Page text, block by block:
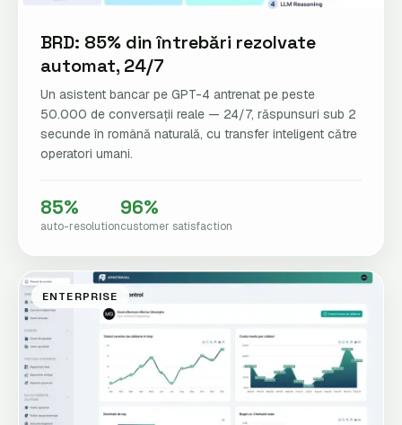
BRD: 85% din întrebări rezolvate
automat, 24/7
Un asistent bancar pe GPT-4 antrenat pe peste
50.000 de conversații reale — 24/7, răspunsuri sub 2
secunde în română naturală, cu transfer inteligent către
operatori umani.
85%
auto-resolution
96%
customer satisfaction
ENTERPRISE